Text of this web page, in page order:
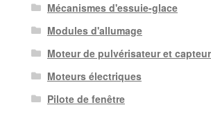
Mécanismes d'essuie-glace
Modules d'allumage
Moteur de pulvérisateur et
Moteurs électriques
Pilote de fenêtre